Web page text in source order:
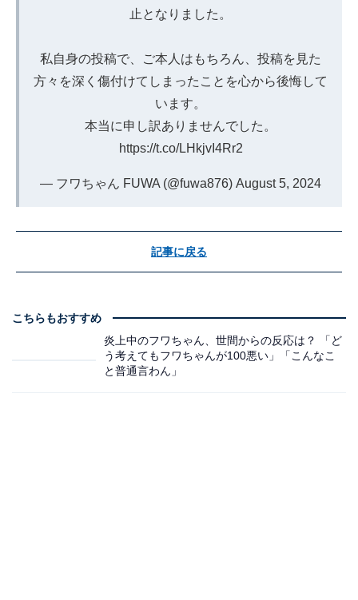
止となりました。
私自身の投稿で、ご本人はもちろん、投稿を見た
方々を深く傷付けてしまったことを心から後悔して
います。
本当に申し訳ありませんでした。
https://t.co/LHkjvI4Rr2
— フワちゃん FUWA (@fuwa876) August 5, 2024
記事に戻る
こちらもおすすめ
炎上中のフワちゃん、世間からの反応は？ 「ど
う考えてもフワちゃんが100悪い」「こんなこ
と普通言わん」